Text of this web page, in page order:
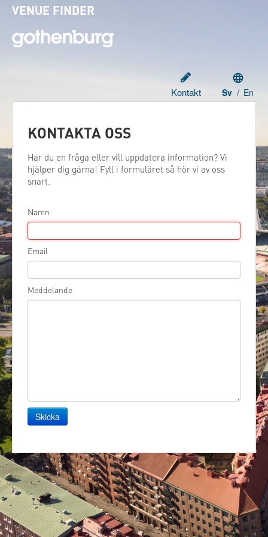
VENUE FINDER
Kontakt
Choose
Sv / En
KONTAKTA OSS
Har du en fråga eller vill uppdatera information? Vi
hjälper dig gärna! Fyll i formuläret så hör vi av oss
snart.
Namn
Email
Meddelande
Skicka